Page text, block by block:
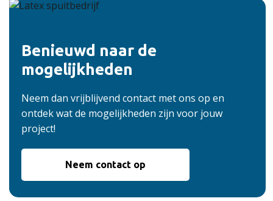
Benieuwd naar de
mogelijkheden
Neem dan vrijblijvend contact met ons op en
ontdek wat de mogelijkheden zijn voor jouw
project!
Neem contact op